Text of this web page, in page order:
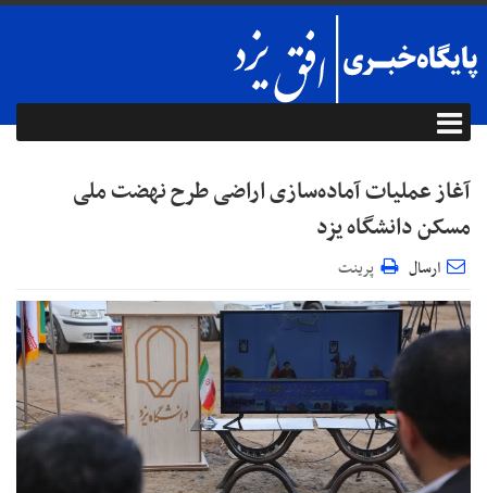
آغاز عملیات آماده‌سازی اراضی طرح نهضت ملی
مسکن دانشگاه یزد
ارسال پرینت